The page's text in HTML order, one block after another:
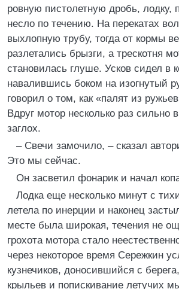
ровную пистолетную дробь, лодку,
несло по течению. На перекатах
выхлопную трубу, тогда от кормы
разлетались брызги, а трескотня
становилась глуше. Усков сидел в
навалившись боком на изогнутый
говорил о том, как «палят из
Вдруг мотор несколько раз сильно
заглох.
– Свечи замочило, – сказал
Это мы сейчас.
Он засветил фонарик и начал
Лодка еще несколько минут с
летела по инерции и наконец
месте была широкая, течения не
грохота мотора стало
через некоторое время Сережкин
кузнечиков, доносившийся с
крыльев и попискивание летучих